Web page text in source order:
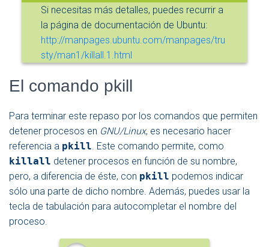
Si necesitas más detalles, puedes recurrir a
la página de documentación de Ubuntu:
http://manpages.ubuntu.com/manpages/tru
sty/man1/killall.1.html
El comando pkill
Para terminar este repaso por los comandos que permiten
detener procesos en GNU/Linux, es necesario hacer
referencia a pkill. Este comando permite, como
killall detener procesos en función de su nombre,
pero, a diferencia de éste, con pkill podemos indicar
sólo una parte de dicho nombre. Además, puedes usar la
tecla de tabulación para autocompletar el nombre del
proceso.